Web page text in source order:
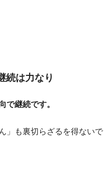
続は力なり
で継続です。
」も裏切らざるを得ないで